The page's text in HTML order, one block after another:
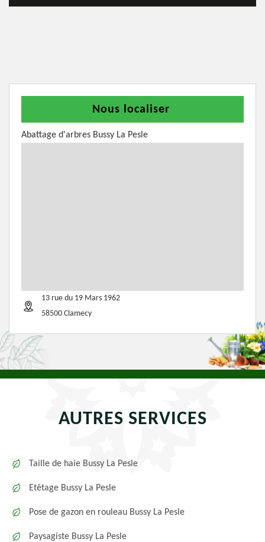
Nous localiser
Abattage d'arbres Bussy La Pesle
13 rue du 19 Mars 1962
58500 Clamecy
AUTRES SERVICES
Taille de haie Bussy La Pesle
Etêtage Bussy La Pesle
Pose de gazon en rouleau Bussy La Pesle
Paysagiste Bussy La Pesle